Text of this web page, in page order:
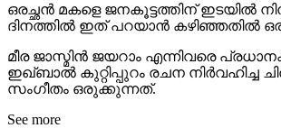
ഒരച്ഛൻ മകളെ ജനകൂട്ടത്തിന് ഇടയിൽ
ദിനത്തിൽ ഇത് പറയാൻ കഴിഞ്ഞതിൽ
മീര ജാസ്മിൻ ജയറാം എന്നിവരെ
ഇഖ്ബാൽ കുറ്റിപ്പുറം രചന
സംഗീതം ഒരുക്കുന്നത്.
See more